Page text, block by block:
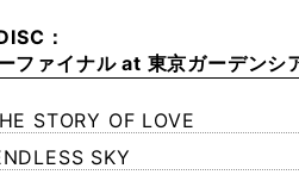
：
ファイナル at 東京ガーデンシ
STORY OF LOVE
SKY